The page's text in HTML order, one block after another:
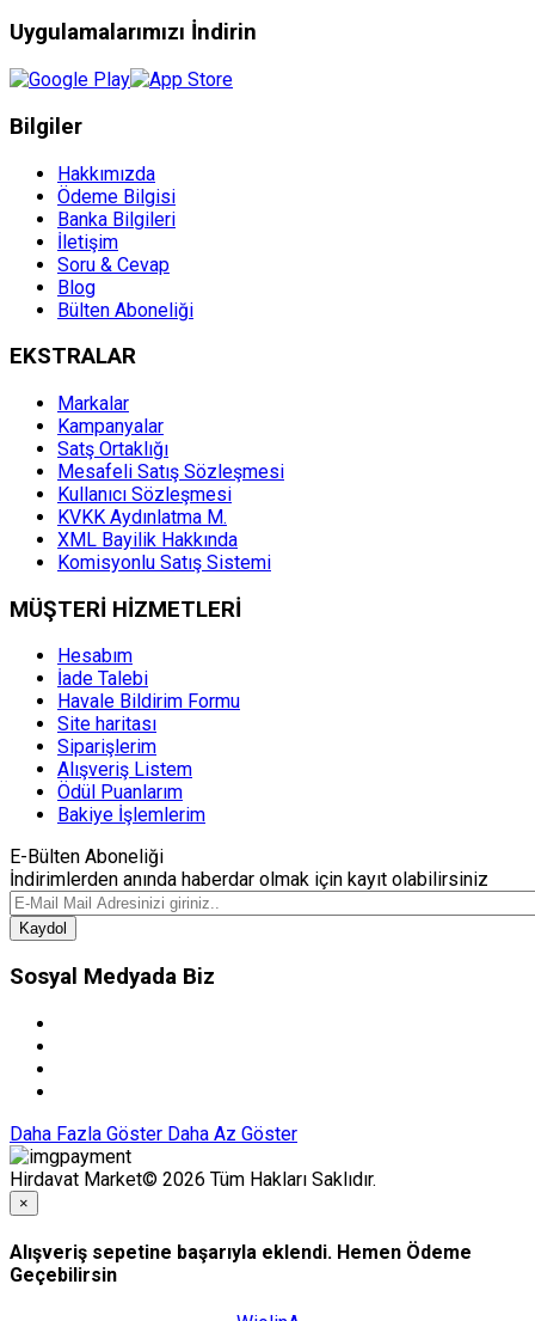
Uygulamalarımızı İndirin
Bilgiler
Hakkımızda
Ödeme Bilgisi
Banka Bilgileri
İletişim
Soru & Cevap
Blog
Bülten Aboneliği
EKSTRALAR
Markalar
Kampanyalar
Satş Ortaklığı
Mesafeli Satış Sözleşmesi
Kullanıcı Sözleşmesi
KVKK Aydınlatma M.
XML Bayilik Hakkında
Komisyonlu Satış Sistemi
MÜŞTERİ HİZMETLERİ
Hesabım
İade Talebi
Havale Bildirim Formu
Site haritası
Siparişlerim
Alışveriş Listem
Ödül Puanlarım
Bakiye İşlemlerim
E-Bülten Aboneliği
İndirimlerden anında haberdar olmak için kayıt olabilirsiniz
Kaydol
Sosyal Medyada Biz
Daha Fazla Göster Daha Az Göster
Hirdavat Market© 2026 Tüm Hakları Saklıdır.
×
Alışveriş sepetine başarıyla eklendi. Hemen Ödeme
Geçebilirsin